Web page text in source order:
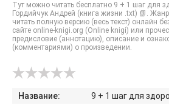
Тут можно читать бесплатно 9 + 1 шаг для
Гордийчук Андрей (книга жизни .txt) 📗.
читать полную версию (весь текст) онлайн
сайте online-knigi.org (Online knigi) или
предисловие (аннотацию), описание и
(комментариями) о произведении.
Название: 9 + 1 шаг для